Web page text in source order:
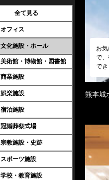
全て見る
オフィス
文化施設・ホール
美術館・博物館・図書館
商業施設
娯楽施設
宿泊施設
冠婚葬祭式場
宗教施設・史跡
スポーツ施設
学校・教育施設
お
で
で
熊本城